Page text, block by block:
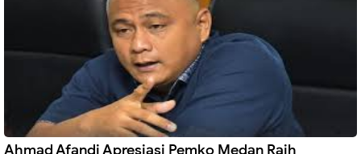
Ahmad Afandi Apresiasi Pemko Medan Raih